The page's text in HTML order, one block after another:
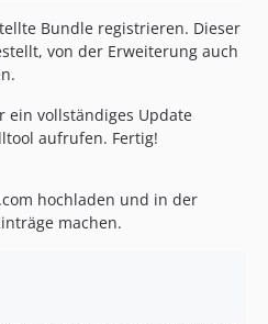
Bundle registrieren. Dieser
von der Erweiterung auch
ein vollständiges Update
aufrufen. Fertig!
hochladen und in der
machen.